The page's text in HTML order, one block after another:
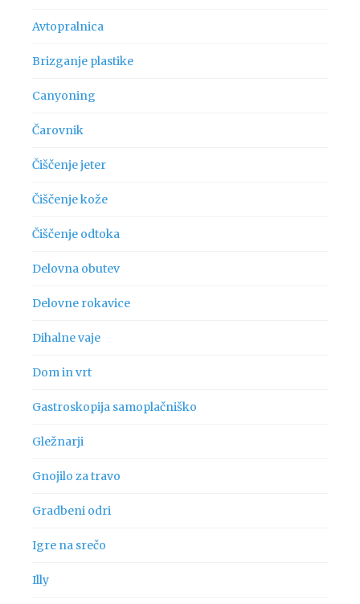
Avtopralnica
Brizganje plastike
Canyoning
Čarovnik
Čiščenje jeter
Čiščenje kože
Čiščenje odtoka
Delovna obutev
Delovne rokavice
Dihalne vaje
Dom in vrt
Gastroskopija samoplačniško
Gležnarji
Gnojilo za travo
Gradbeni odri
Igre na srečo
Illy